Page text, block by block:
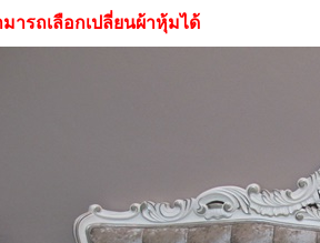
ารถเลือกเปลี่ยนผ้าหุ้มได้